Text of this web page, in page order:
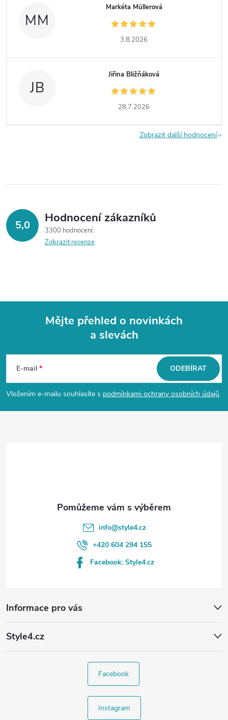
MM
Markéta Müllerová
3.8.2026
JB
Jiřina Bližňáková
28.7.2026
Zobrazit další hodnocení
5,0 Hodnocení zákazníků
3300 hodnocení
Zobrazit recenze
p
a
Mějte přehled o novinkách
a slevách
E-mail
Vložením e-mailu souhlasíte s podmínkami ochrany osobních údajů
ODEBÍRAT
Informace pro vás
Style4.cz
info@style4.cz
+420 604 294 155
Facebook: Style4.cz
Facebook
Instagram